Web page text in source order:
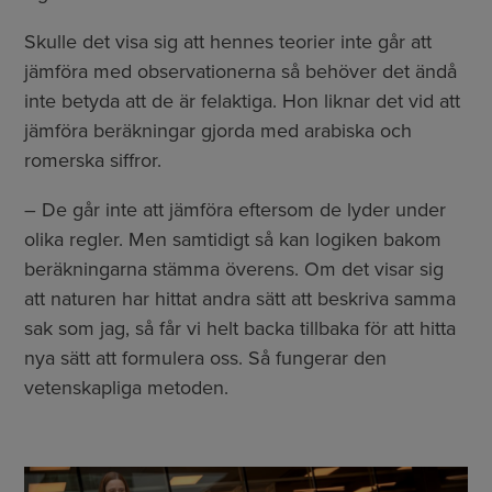
Skulle det visa sig att hennes teorier inte går att
jämföra med observationerna så behöver det ändå
inte betyda att de är felaktiga. Hon liknar det vid att
jämföra beräkningar gjorda med arabiska och
romerska siffror.
– De går inte att jämföra eftersom de lyder under
olika regler. Men samtidigt så kan logiken bakom
beräkningarna stämma överens. Om det visar sig
att naturen har hittat andra sätt att beskriva samma
sak som jag, så får vi helt backa tillbaka för att hitta
nya sätt att formulera oss. Så fungerar den
vetenskapliga metoden.